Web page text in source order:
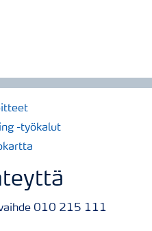
-työkalut
010 215 111